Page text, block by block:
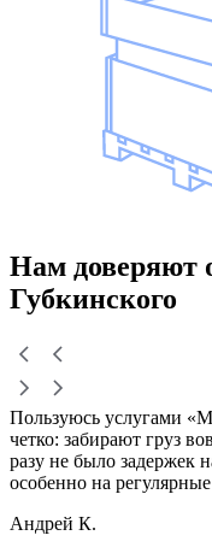
Нам доверяют
Губкинского
Пользуюсь услугами
четко: забирают груз
разу не было задержек
особенно на
Андрей К.